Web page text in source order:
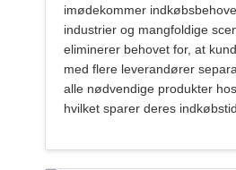
imødekommer
industrier og mangfoldige
eliminerer behovet for, at
med flere leverandører
alle nødvendige produkter
hvilket sparer deres